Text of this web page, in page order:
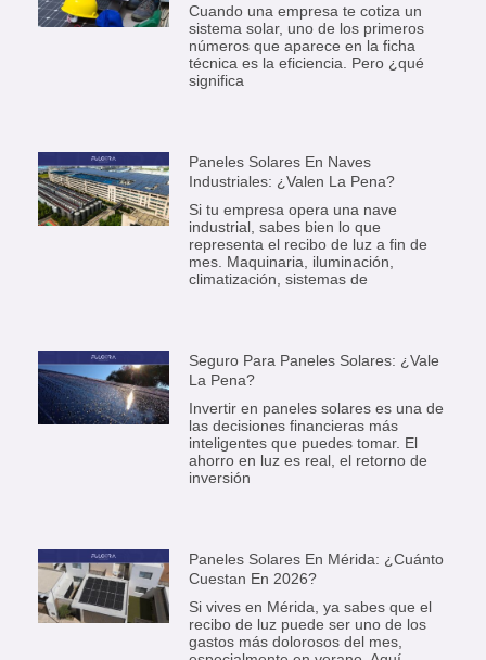
Cuando una empresa te cotiza un
sistema solar, uno de los primeros
números que aparece en la ficha
técnica es la eficiencia. Pero ¿qué
significa
Paneles Solares En Naves
Industriales: ¿Valen La Pena?
Si tu empresa opera una nave
industrial, sabes bien lo que
representa el recibo de luz a fin de
mes. Maquinaria, iluminación,
climatización, sistemas de
Seguro Para Paneles Solares: ¿Vale
La Pena?
Invertir en paneles solares es una de
las decisiones financieras más
inteligentes que puedes tomar. El
ahorro en luz es real, el retorno de
inversión
Paneles Solares En Mérida: ¿Cuánto
Cuestan En 2026?
Si vives en Mérida, ya sabes que el
recibo de luz puede ser uno de los
gastos más dolorosos del mes,